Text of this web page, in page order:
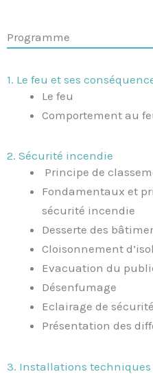
Programme
1. Le feu et ses
Le feu
Comportement au
2. Sécurité incendie
Principe de
Fondamentaux et
sécurité incendie
Desserte des
Cloisonnement
Evacuation du
Désenfumage
Eclairage de sécurité
Présentation des
3. Installations techniques